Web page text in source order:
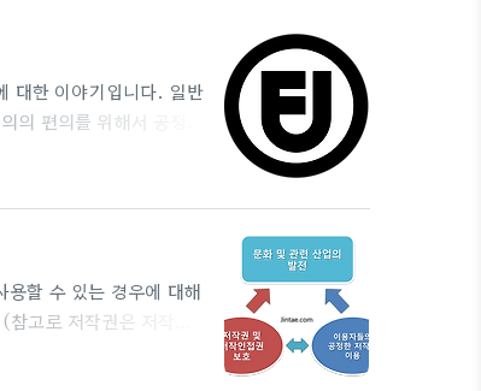
대한 이야기입니다. 일반
편의를 위해서 공정이
경허락) 우리나라 저
재산권을 제한하고 있습
, 학교교육 목적 등의
용할 수 있는 경우에 대해
고로 저작권은 저작인
저작권은 아시다시피